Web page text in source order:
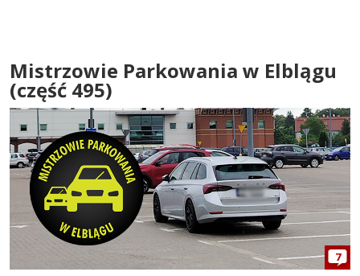
Mistrzowie Parkowania w Elblągu
(część 495)
7